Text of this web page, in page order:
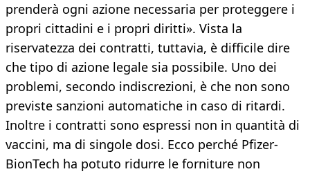
prenderà ogni azione necessaria per proteggere i
propri cittadini e i propri diritti». Vista la
riservatezza dei contratti, tuttavia, è difficile dire
che tipo di azione legale sia possibile. Uno dei
problemi, secondo indiscrezioni, è che non sono
previste sanzioni automatiche in caso di ritardi.
Inoltre i contratti sono espressi non in quantità di
vaccini, ma di singole dosi. Ecco perché Pfizer-
BionTech ha potuto ridurre le forniture non